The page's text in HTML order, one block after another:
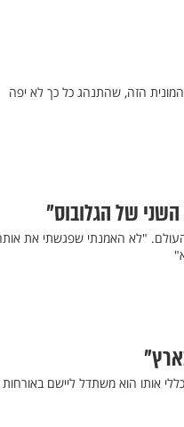
הזה, שהתנהג כל כך לא יפה
של הגלובוס"
"לא האמנתי שפגשתי את
אותו הוא משתדל ליישם באורחות